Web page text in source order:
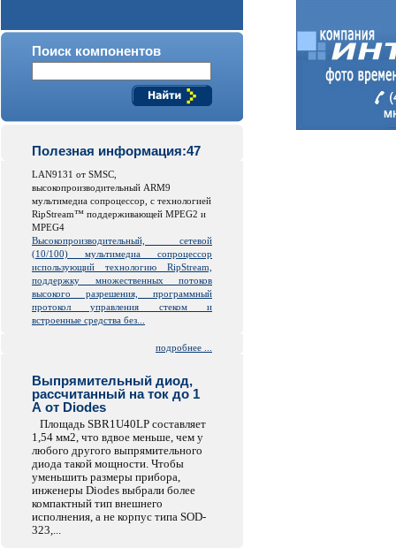
Поиск компонентов
Полезная информация:47
LAN9131 от SMSC,
высокопроизводительный ARM9
мультимедиа сопроцессор, с технологией
RipStream™ поддерживающей MPEG2 и
MPEG4
Высокопроизводительный, сетевой
(10/100) мультимедиа сопроцессор
использующий технологию RipStream,
поддержку множественных потоков
высокого разрешения, программный
протокол управления стеком и
встроенные средства без...
подробнее ...
Выпрямительный диод,
рассчитанный на ток до 1
А от Diodes
Площадь SBR1U40LP составляет
1,54 мм2, что вдвое меньше, чем у
любого другого выпрямительного
диода такой мощности. Чтобы
уменьшить размеры прибора,
инженеры Diodes выбрали более
компактный тип внешнего
исполнения, а не корпус типа SOD-
323,...